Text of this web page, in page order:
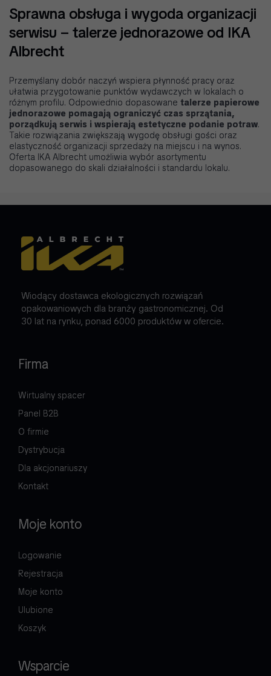
Sprawna obsługa i wygoda organizacji
serwisu – talerze jednorazowe od IKA
Albrecht
Przemyślany dobór naczyń wspiera płynność pracy oraz
ułatwia przygotowanie punktów wydawczych w lokalach o
różnym profilu. Odpowiednio dopasowane talerze papierowe
jednorazowe pomagają ograniczyć czas sprzątania,
porządkują serwis i wspierają estetyczne podanie potraw.
Takie rozwiązania zwiększają wygodę obsługi gości oraz
elastyczność organizacji sprzedaży na miejscu i na wynos.
Oferta IKA Albrecht umożliwia wybór asortymentu
dopasowanego do skali działalności i standardu lokalu.
Wiodący dostawca ekologicznych rozwiązań
opakowaniowych dla branży gastronomicznej. Od
30 lat na rynku, ponad 6000 produktów w ofercie.
Firma
Wirtualny spacer
Panel B2B
O firmie
Dystrybucja
Dla akcjonariuszy
Kontakt
Moje konto
Logowanie
Rejestracja
Moje konto
Ulubione
Koszyk
Wsparcie